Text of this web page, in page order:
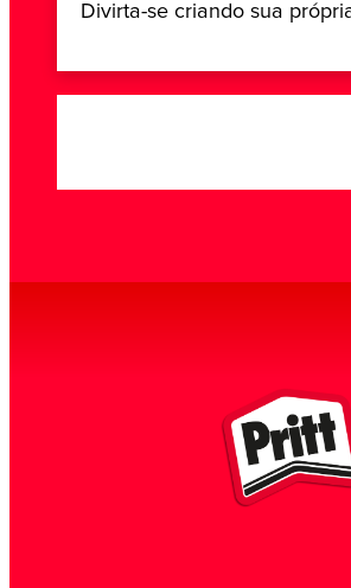
Divirta-se criando sua